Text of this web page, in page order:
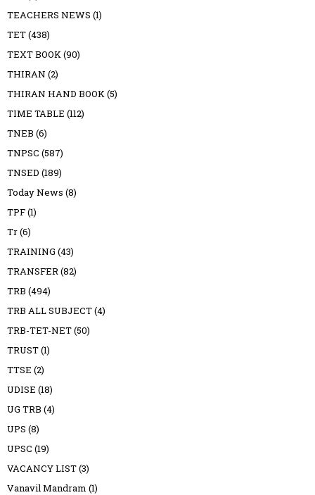
TEACHERS NEWS (1)
TET(438)
TEXT BOOK(90)
THIRAN (2)
THIRAN HAND BOOK(5)
TIME TABLE (112)
TNEB (6)
TNPSC (587)
TNSED (189)
Today News (8)
TPF(1)
Tr(6)
TRAINING (43)
TRANSFER(82)
TRB (494)
TRB ALL SUBJECT(4)
TRB-TET-NET(50)
TRUST(1)
TTSE (2)
UDISE (18)
UG TRB (4)
UPS (8)
UPSC (19)
VACANCY LIST(3)
Vanavil Mandram (1)